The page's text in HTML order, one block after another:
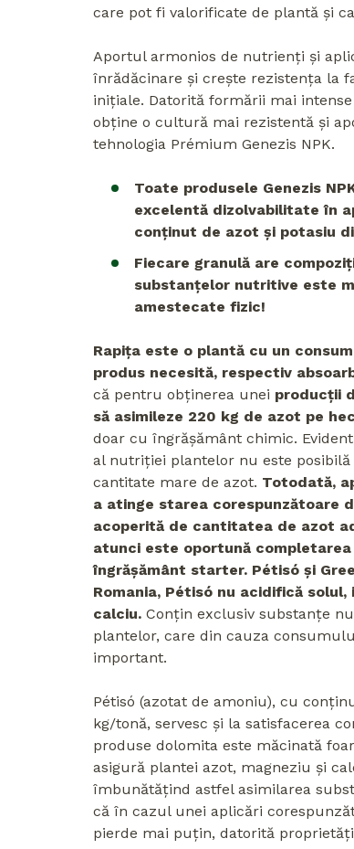
care pot fi valorificate de plantă și
Aportul armonios de nutrienți și
înrădăcinare și crește rezistența la
inițiale. Datorită formării mai
obține o cultură mai rezistentă și
tehnologia Prémium Genezis NPK.
Toate produsele Genezis
excelentă dizolvabilitate în
conținut de azot și potasiu
Fiecare granulă are
substanțelor nutritive este
amestecate fizic!
Rapița este o plantă cu un
produs necesită, respectiv
că pentru obținerea unei producții
să asimileze 220 kg de azot pe
doar cu îngrășământ chimic.
al nutriției plantelor nu este posibilă
cantitate mare de azot. Totodată,
a atinge starea corespunzătoare
acoperită de cantitatea de azot
atunci este oportună
îngrășământ starter. Pétisó și
Romania, Pétisó nu acidifică
calciu. Conțin exclusiv substanțe
plantelor, care din cauza
important.
Pétisó (azotat de amoniu), cu
kg/tonă, servesc și la satisfacerea
produse dolomita este măcinată
asigură plantei azot, magneziu și
îmbunătățind astfel asimilarea
că în cazul unei aplicări
pierde mai puțin, datorită